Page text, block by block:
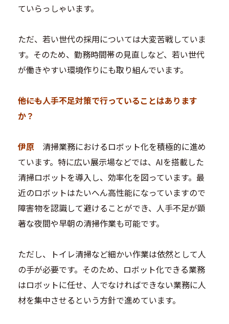
ていらっしゃいます。
ただ、若い世代の採用については大変苦戦していま
す。そのため、勤務時間帯の見直しなど、若い世代
が働きやすい環境作りにも取り組んでいます。
―――他にも人手不足対策で行っていることはあります
か？
伊原 清掃業務におけるロボット化を積極的に進め
ています。特に広い展示場などでは、AIを搭載した
清掃ロボットを導入し、効率化を図っています。最
近のロボットはたいへん高性能になっていますので
障害物を認識して避けることができ、人手不足が顕
著な夜間や早朝の清掃作業も可能です。
ただし、トイレ清掃など細かい作業は依然として人
の手が必要です。そのため、ロボット化できる業務
はロボットに任せ、人でなければできない業務に人
材を集中させるという方針で進めています。